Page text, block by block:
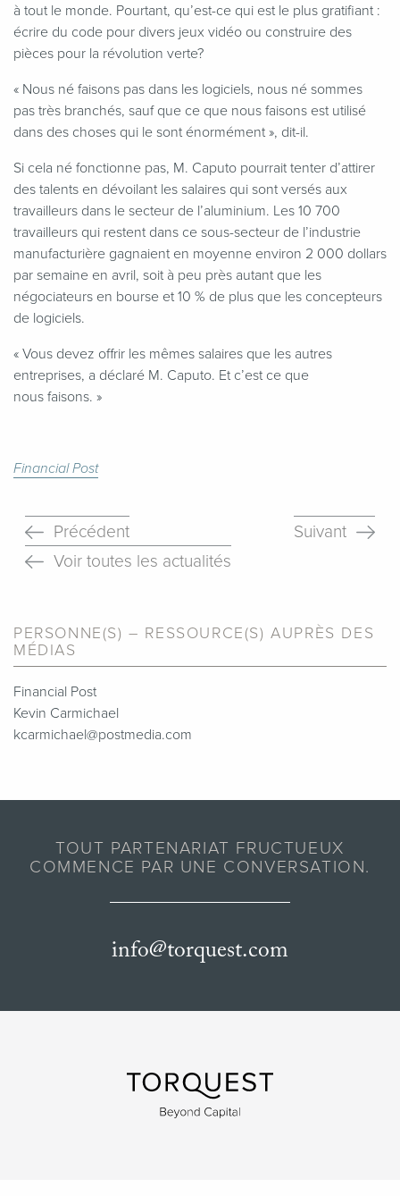
à tout le monde. Pourtant, qu’est-ce qui est le plus gratifiant :
écrire du code pour divers jeux vidéo ou construire des
pièces pour la révolution verte?
« Nous né faisons pas dans les logiciels, nous né sommes
pas très branchés, sauf que ce que nous faisons est utilisé
dans des choses qui le sont énormément », dit-il.
Si cela né fonctionne pas, M. Caputo pourrait tenter d’attirer
des talents en dévoilant les salaires qui sont versés aux
travailleurs dans le secteur de l’aluminium. Les 10 700
travailleurs qui restent dans ce sous-secteur de l’industrie
manufacturière gagnaient en moyenne environ 2 000 dollars
par semaine en avril, soit à peu près autant que les
négociateurs en bourse et 10 % de plus que les concepteurs
de logiciels.
« Vous devez offrir les mêmes salaires que les autres
entreprises, a déclaré M. Caputo. Et c’est ce que
nous faisons. »
Financial Post
Précédent
Suivant
Voir toutes les actualités
PERSONNE(S) – RESSOURCE(S) AUPRÈS DES
MÉDIAS
Financial Post
Kevin Carmichael
kcarmichael@postmedia.com
TOUT PARTENARIAT FRUCTUEUX
COMMENCE PAR UNE CONVERSATION.
info@torquest.com